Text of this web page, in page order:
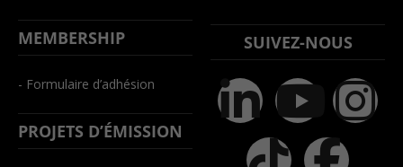
MEMBERSHIP
- Formulaire d’adhésion
PROJETS D’ÉMISSION
SUIVEZ-NOUS